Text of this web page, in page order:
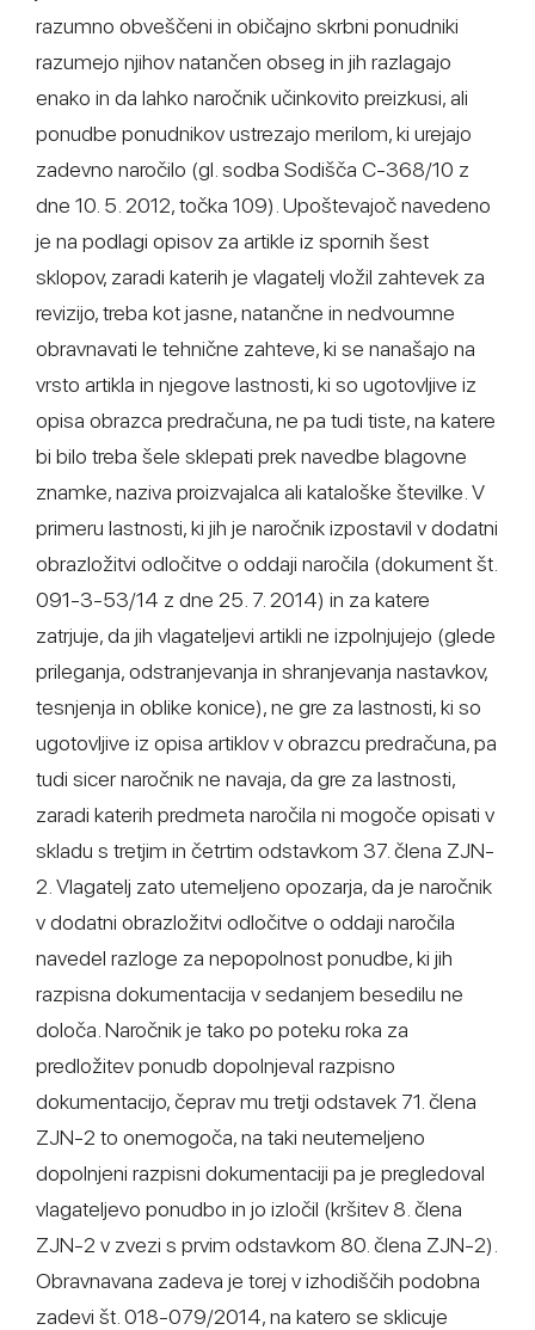
razumno obveščeni in običajno skrbni ponudniki
razumejo njihov natančen obseg in jih razlagajo
enako in da lahko naročnik učinkovito preizkusi, ali
ponudbe ponudnikov ustrezajo merilom, ki urejajo
zadevno naročilo (gl. sodba Sodišča C-368/10 z
dne 10. 5. 2012, točka 109). Upoštevajoč navedeno
je na podlagi opisov za artikle iz spornih šest
sklopov, zaradi katerih je vlagatelj vložil zahtevek za
revizijo, treba kot jasne, natančne in nedvoumne
obravnavati le tehnične zahteve, ki se nanašajo na
vrsto artikla in njegove lastnosti, ki so ugotovljive iz
opisa obrazca predračuna, ne pa tudi tiste, na katere
bi bilo treba šele sklepati prek navedbe blagovne
znamke, naziva proizvajalca ali kataloške številke. V
primeru lastnosti, ki jih je naročnik izpostavil v dodatni
obrazložitvi odločitve o oddaji naročila (dokument št.
091-3-53/14 z dne 25. 7. 2014) in za katere
zatrjuje, da jih vlagateljevi artikli ne izpolnjujejo (glede
prileganja, odstranjevanja in shranjevanja nastavkov,
tesnjenja in oblike konice), ne gre za lastnosti, ki so
ugotovljive iz opisa artiklov v obrazcu predračuna, pa
tudi sicer naročnik ne navaja, da gre za lastnosti,
zaradi katerih predmeta naročila ni mogoče opisati v
skladu s tretjim in četrtim odstavkom 37. člena ZJN-
2. Vlagatelj zato utemeljeno opozarja, da je naročnik
v dodatni obrazložitvi odločitve o oddaji naročila
navedel razloge za nepopolnost ponudbe, ki jih
razpisna dokumentacija v sedanjem besedilu ne
določa. Naročnik je tako po poteku roka za
predložitev ponudb dopolnjeval razpisno
dokumentacijo, čeprav mu tretji odstavek 71. člena
ZJN-2 to onemogoča, na taki neutemeljeno
dopolnjeni razpisni dokumentaciji pa je pregledoval
vlagateljevo ponudbo in jo izločil (kršitev 8. člena
ZJN-2 v zvezi s prvim odstavkom 80. člena ZJN-2).
Obravnavana zadeva je torej v izhodiščih podobna
zadevi št. 018-079/2014, na katero se sklicuje